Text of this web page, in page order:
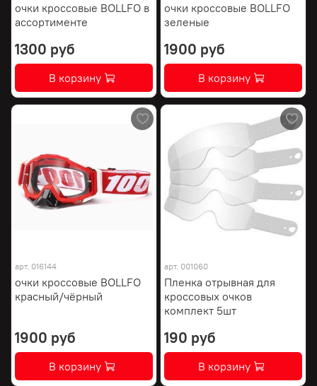
очки кроссовые BOLLFO в
ассортименте
1300 руб
В корзину
очки кроссовые BOLLFO
зеленые
1900 руб
В корзину
арт. 016144
очки кроссовые BOLLFO
красный/чёрный
1900 руб
В корзину
арт. 001060
Пленка отрывная для
кроссовых очков
комплект 5шт
190 руб
В корзину